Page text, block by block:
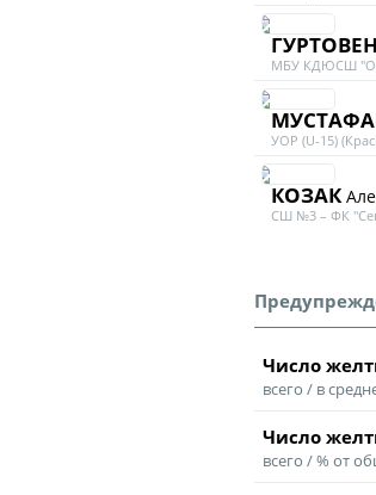
МБУ КДЮСШ
УОР (U-15)
КОЗАК
СШ №3 – ФК
Число
всего / в
Число
всего / % от